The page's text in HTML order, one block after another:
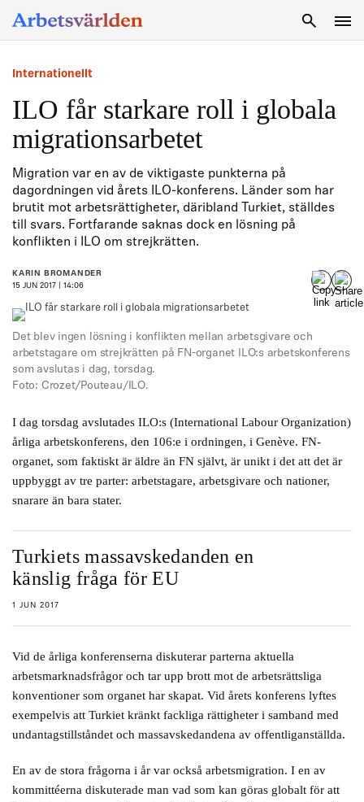
Internationellt
ILO får starkare roll i globala
migrationsarbetet
Migration var en av de viktigaste punkterna på
dagordningen vid årets ILO-konferens. Länder som har
brutit mot arbetsrättigheter, däribland Turkiet, ställdes
till svars. Fortfarande saknas dock en lösning på
konflikten i ILO om strejkrätten.
KARIN BROMANDER
15 JUN 2017 | 14:06
Det blev ingen lösning i konflikten mellan arbetsgivare och
arbetstagare om strejkrätten på FN-organet ILO:s arbetskonferens
som avslutas i dag, torsdag.
Foto: Crozet/Pouteau/ILO.
I dag torsdag avslutades ILO:s (International Labour Organization)
årliga arbetskonferens, den 106:e i ordningen, i Genève. FN-
organet, som faktiskt är äldre än FN självt, är unikt i det att det är
uppbyggt av tre parter: arbetstagare, arbetsgivare och nationer,
snarare än bara stater.
Turkiets massavskedanden en
känslig fråga för EU
1 JUN 2017
Vid de årliga konferenserna diskuterar parterna aktuella
arbetsmarknadsfrågor och tar upp brott mot de arbetsrättsliga
konventioner som organet har skapat. Vid årets konferens lyftes
exempelvis att Turkiet kränkt fackliga rättigheter i samband med
undantagstillståndet och massavskedandena av offentliganställda.
En av de stora frågorna i år var också arbetsmigration. I en av
kommittéerna diskuterade man vad som kan göras globalt för att